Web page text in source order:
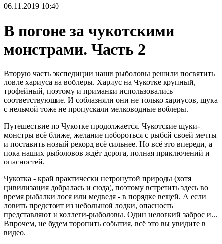
06.11.2019 10:40
В погоне за чукотскими
монстрами. Часть 2
Вторую часть экспедиции наши рыболовы решили посвятить
ловле хариуса на воблеры. Хариус на Чукотке крупный,
трофейный, поэтому и приманки использовались
соответствующие. И соблазняли они не только хариусов, щука
с нельмой тоже не пропускали мелководные воблеры.
Путешествие по Чукотке продолжается. Чукотские щуки-
монстры всё ближе, желание побороться с рыбой своей мечты
и поставить новый рекорд всё сильнее. Но всё это впереди, а
пока наших рыболовов ждёт дорога, полная приключений и
опасностей.
Чукотка - край практически нетронутой природы (хотя
цивилизация добралась и сюда), поэтому встретить здесь во
время рыбалки лося или медведя - в порядке вещей. А если
ловить предстоит из небольшой лодки, опасность
представляют и коллеги-рыболовы. Один неловкий заброс и...
Впрочем, не будем торопить события, всё это вы увидите в
видео.